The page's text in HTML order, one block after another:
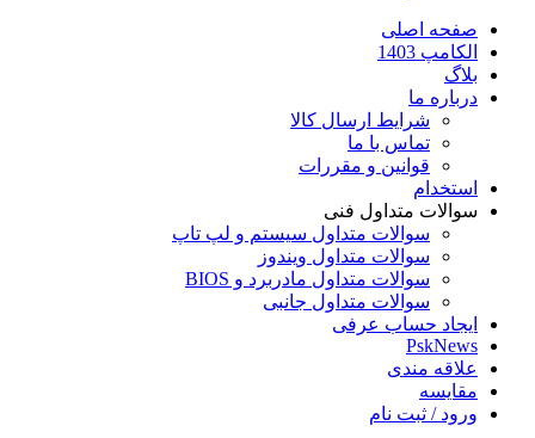
صفحه اصلی
الکامپ 1403
بلاگ
درباره ما
شرایط ارسال کالا
تماس با ما
قوانین و مقررات
استخدام
سوالات متداول فنی
سوالات متداول سیستم و لپ تاپ
سوالات متداول ویندوز
سوالات متداول مادربرد و BIOS
سوالات متداول جانبی
ایجاد حساب عرفی
PskNews
علاقه مندی
مقایسه
ورود / ثبت نام